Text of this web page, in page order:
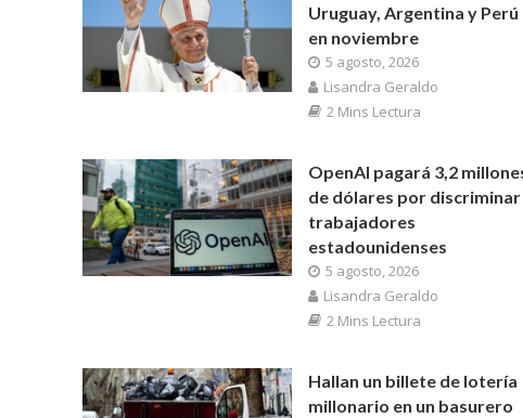
Uruguay, Argentina y Perú
en noviembre
5 agosto, 2026
Lisandra Geraldo
2 Mins Lectura
OpenAI pagará 3,2
de dólares por discriminar
trabajadores
estadounidenses
5 agosto, 2026
Lisandra Geraldo
2 Mins Lectura
Hallan un billete de lotería
millonario en un basurero